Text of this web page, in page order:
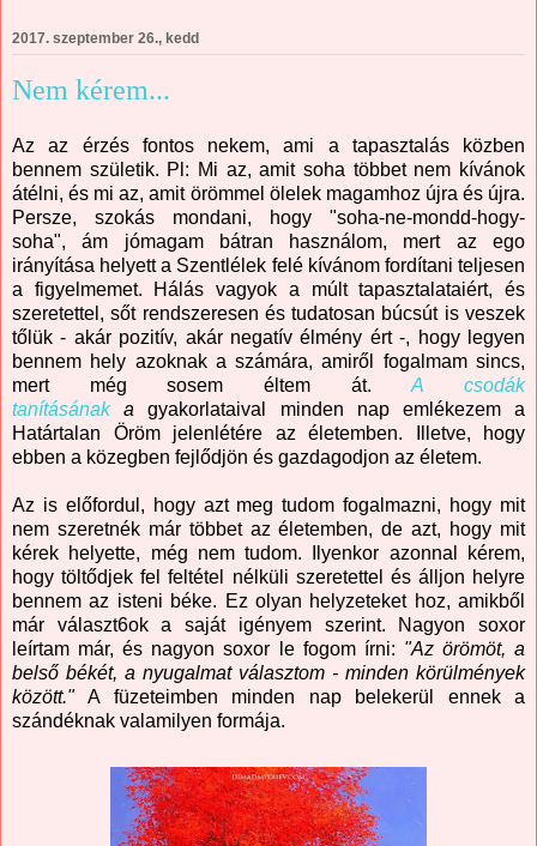
2017. szeptember 26., kedd
Nem kérem...
Az az érzés fontos nekem, ami a tapasztalás közben
bennem születik. Pl: Mi az, amit soha többet nem kívánok
átélni, és mi az, amit örömmel ölelek magamhoz újra és újra.
Persze, szokás mondani, hogy "soha-ne-mondd-hogy-
soha", ám jómagam bátran használom, mert az ego
irányítása helyett a Szentlélek felé kívánom fordítani teljesen
a figyelmemet. Hálás vagyok a múlt tapasztalataiért, és
szeretettel, sőt rendszeresen és tudatosan búcsút is veszek
tőlük - akár pozitív, akár negatív élmény ért -, hogy legyen
bennem hely azoknak a számára, amiről fogalmam sincs,
mert még sosem éltem át.A csodák
tanításánakagyakorlataival
minden nap emlékezem a
Határtalan Öröm jelenlétére az életemben. Illetve, hogy
ebben a közegben fejlődjön és gazdagodjon az életem.
Az is előfordul, hogy azt meg tudom fogalmazni, hogy mit
nem szeretnék már többet az életemben, de azt, hogy mit
kérek helyette, még nem tudom. Ilyenkor azonnal kérem,
hogy töltődjek fel feltétel nélküli szeretettel és álljon helyre
bennem az isteni béke. Ez olyan helyzeteket hoz, amikből
már választ6ok a saját igényem szerint. Nagyon soxor
leírtam már, és nagyon soxor le fogom írni: "Az örömöt, a
belső békét, a nyugalmat választom - minden körülmények
között."A füzeteimben minden nap belekerül ennek a
szándéknak valamilyen formája.